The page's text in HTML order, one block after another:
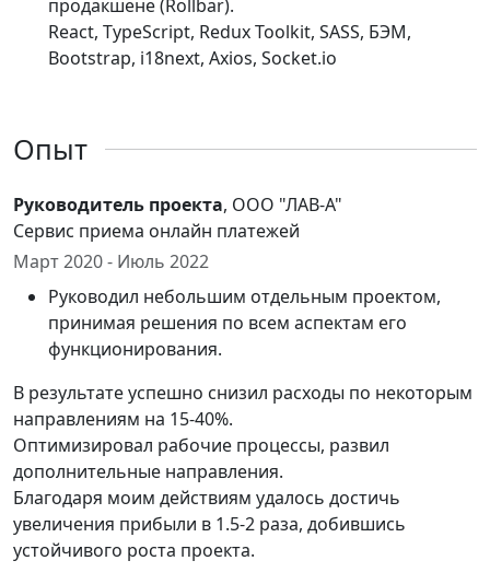
продакшене (Rollbar).
React, TypeScript, Redux Toolkit, SASS, БЭМ,
Bootstrap, i18next, Axios, Socket.io
Опыт
Руководитель проекта, ООО "ЛАВ-А"
Сервис приема онлайн платежей
Март 2020 - Июль 2022
Руководил небольшим отдельным проектом,
принимая решения по всем аспектам его
функционирования.
В результате успешно снизил расходы по некоторым
направлениям на 15-40%.
Оптимизировал рабочие процессы, развил
дополнительные направления.
Благодаря моим действиям удалось достичь
увеличения прибыли в 1.5-2 раза, добившись
устойчивого роста проекта.